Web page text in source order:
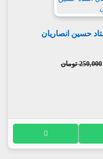
حسین انصاریان
250,000 تومان